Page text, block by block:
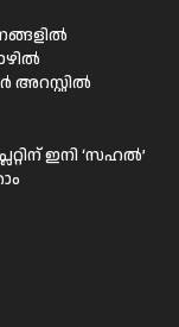
അറസ്റ്റിൽ
ഇനി ‘സഹൽ’